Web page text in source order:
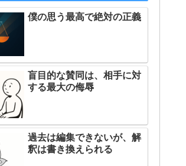
僕の思う最高で絶対の正義
盲目的な賛同は、相手に対
する最大の侮辱
過去は編集できないが、解
釈は書き換えられる